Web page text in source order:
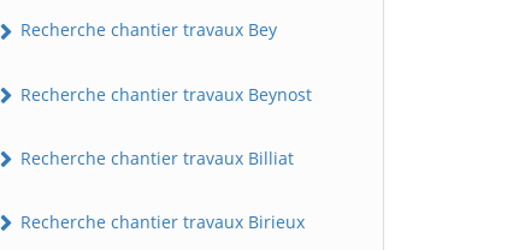
Recherche chantier travaux Bey
Recherche chantier travaux Beynost
Recherche chantier travaux Billiat
Recherche chantier travaux Birieux